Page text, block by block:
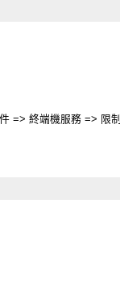
=> 終端機服務 => 限制